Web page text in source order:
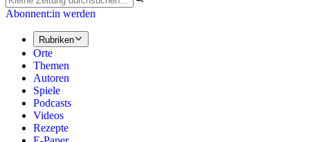
Abonnent:in werden
Rubriken
Orte
Themen
Autoren
Spiele
Podcasts
Videos
Rezepte